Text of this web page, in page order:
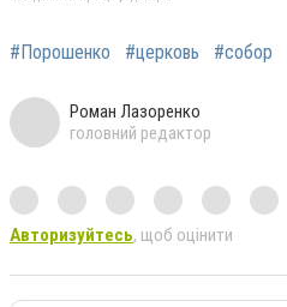
#Порошенко #церковь #собор
Роман Лазоренко
головний редактор
Авторизуйтесь, щоб оцінити